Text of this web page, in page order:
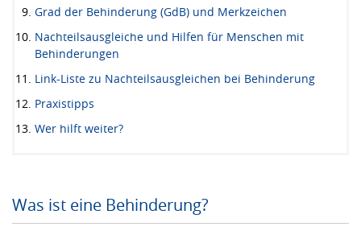
Grad der Behinderung (GdB) und Merkzeichen
Nachteilsausgleiche und Hilfen für Menschen mit
Behinderungen
Link-Liste zu Nachteilsausgleichen bei Behinderung
Praxistipps
Wer hilft weiter?
Was ist eine Behinderung?